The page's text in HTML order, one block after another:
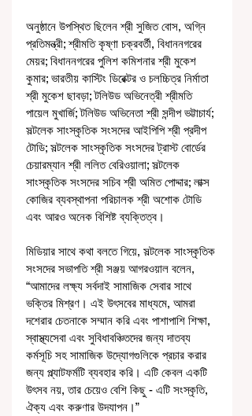
অনুষ্ঠানে উপস্থিত ছিলেন শ্রী সুজিত বোস, অগ্নি
প্রতিমন্ত্রী; শ্রীমতি কৃষ্ণা চক্রবর্তী, বিধাননগরের
মেয়র; বিধাননগরের পুলিশ কমিশনার শ্রী মুকেশ
কুমার; ভারতীয় কাস্টিং ডিরেক্টর ও চলচ্চিত্র নির্মাতা
শ্রী মুকেশ ছাবড়া; টলিউড অভিনেত্রী শ্রীমতি
পায়েল মুখার্জি; টলিউড অভিনেতা শ্রী সন্দীপ ভট্টাচার্য;
সল্টলেক সাংস্কৃতিক সংসদের আইপিপি শ্রী প্রদীপ
টোডি; সল্টলেক সাংস্কৃতিক সংসদের ট্রাস্ট বোর্ডের
চেয়ারম্যান শ্রী ললিত বেরিওয়ালা; সল্টলেক
সাংস্কৃতিক সংসদের সচিব শ্রী অমিত পোদ্দার; লাক্স
কোজির ব্যবস্থাপনা পরিচালক শ্রী অশোক টোডি
এবং আরও অনেক বিশিষ্ট ব্যক্তিত্ব।
মিডিয়ার সাথে কথা বলতে গিয়ে, সল্টলেক সাংস্কৃতিক
সংসদের সভাপতি শ্রী সঞ্জয় আগরওয়াল বলেন,
“আমাদের লক্ষ্য সর্বদাই সামাজিক সেবার সাথে
ভক্তির মিশ্রণ। এই উৎসবের মাধ্যমে, আমরা
দশেরার চেতনাকে সম্মান করি এবং পাশাপাশি শিক্ষা,
স্বাস্থ্যসেবা এবং সুবিধাবঞ্চিতদের জন্য দাতব্য
কর্মসূচি সহ সামাজিক উদ্যোগগুলিকে প্রচার করার
জন্য প্ল্যাটফর্মটি ব্যবহার করি। এটি কেবল একটি
উৎসব নয়, তার চেয়েও বেশি কিছু - এটি সংস্কৃতি,
ঐক্য এবং করুণার উদযাপন।”